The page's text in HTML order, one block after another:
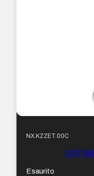
NX.KZZET.00C
17.3″
Esaurito